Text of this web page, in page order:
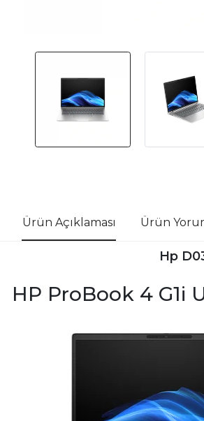
Ürün Açıklaması Ürün
Hp
HP ProBook 4 G1i